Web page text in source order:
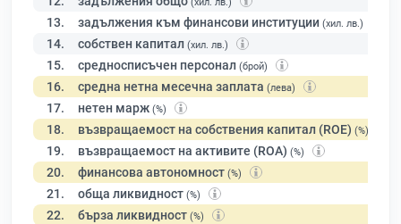
(хил. лв.)
13. задължения към финансови институции (хил. лв.)
14. собствен капитал (хил. лв.)
15. средносписъчен персонал (брой)
16. средна нетна месечна заплата (лева)
17. нетен марж (%)
18. възвращаемост на собствения капитал (ROE) (%)
19. възвращаемост на активите (ROA) (%)
20. финансова автономност (%)
21. обща ликвидност (%)
22. бърза ликвидност (%)